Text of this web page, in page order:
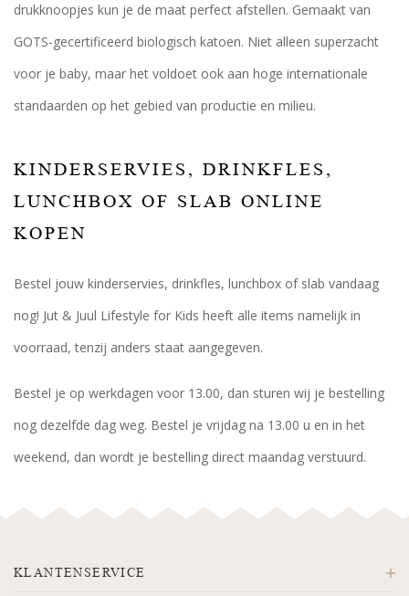
drukknoopjes kun je de maat perfect afstellen. Gemaakt van
GOTS-gecertificeerd biologisch katoen. Niet alleen superzacht
voor je baby, maar het voldoet ook aan hoge internationale
standaarden op het gebied van productie en milieu.
KINDERSERVIES, DRINKFLES,
LUNCHBOX OF SLAB ONLINE
KOPEN
Bestel jouw kinderservies, drinkfles, lunchbox of slab vandaag
nog! Jut & Juul Lifestyle for Kids heeft alle items namelijk in
voorraad, tenzij anders staat aangegeven.
Bestel je op werkdagen voor 13.00, dan sturen wij je bestelling
nog dezelfde dag weg. Bestel je vrijdag na 13.00 u en in het
weekend, dan wordt je bestelling direct maandag verstuurd.
KLANTENSERVICE